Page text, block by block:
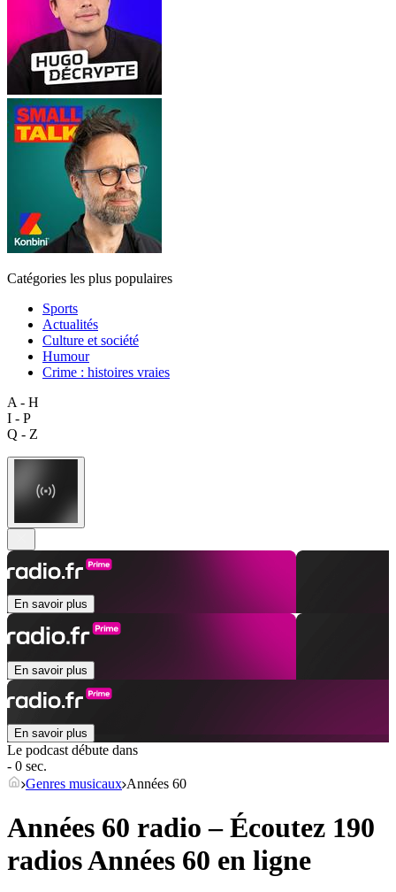
Catégories les plus populaires
Sports
Actualités
Culture et société
Humour
Crime : histoires vraies
A - H
I - P
Q - Z
En savoir plus
En savoir plus
En savoir plus
Le podcast débute dans
- 0 sec.
Genres musicaux Années 60
Années 60 radio – Écoutez 190
radiosAnnées 60 en ligne